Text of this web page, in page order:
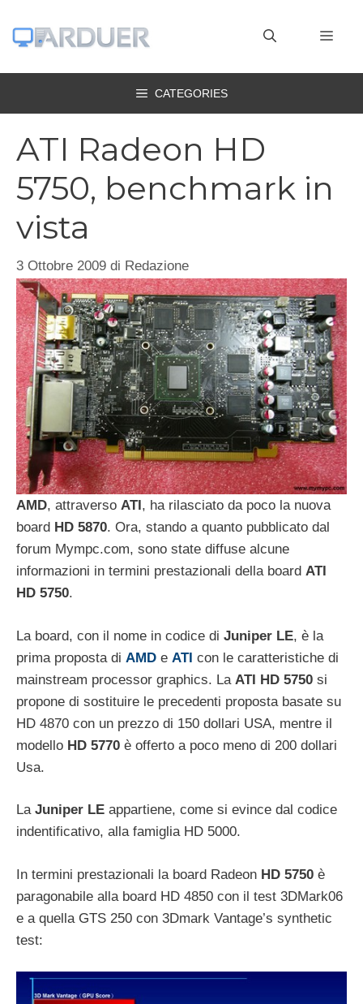
CATEGORIES
ATI Radeon HD
5750, benchmark in
vista
3 Ottobre 2009 di Redazione
AMD, attraverso ATI, ha rilasciato da poco la nuova
board HD 5870. Ora, stando a quanto pubblicato dal
forum Mympc.com, sono state diffuse alcune
informazioni in termini prestazionali della board ATI
HD 5750.
La board, con il nome in codice di Juniper LE, è la
prima proposta di AMD e ATI con le caratteristiche di
mainstream processor graphics. La ATI HD 5750 si
propone di sostituire le precedenti proposta basate su
HD 4870 con un prezzo di 150 dollari USA, mentre il
modello HD 5770 è offerto a poco meno di 200 dollari
Usa.
La Juniper LE appartiene, come si evince dal codice
indentificativo, alla famiglia HD 5000.
In termini prestazionali la board Radeon HD 5750 è
paragonabile alla board HD 4850 con il test 3DMark06
e a quella GTS 250 con 3Dmark Vantage’s synthetic
test: